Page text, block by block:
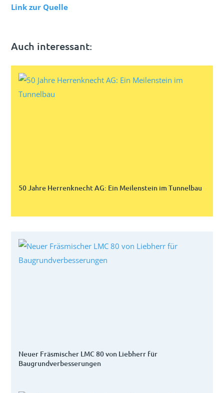
Link zur Quelle
Auch interessant:
50 Jahre Herrenknecht AG: Ein Meilenstein im Tunnelbau
Neuer Fräsmischer LMC 80 von Liebherr für
Baugrundverbesserungen